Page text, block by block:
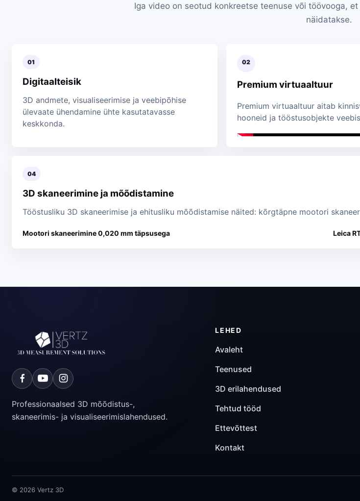
Iga video on seotud konkreetse teenuse või töövooga,
näidatakse.
01
Digitaalteisik
3D andmete, visualiseerimise ja veebipõhise
ülevaate ühendamine ühte kasutatavasse
keskkonda.
02
Premium virtuaaltuur
Premium virtuaaltuur aitab
hooneid ja tööstusobjekte
04
3D skaneerimine ja mõõdistamine
Tööstusliku 3D skaneerimise ja ehitusliku mõõdistamise näited: kõrgtäpne mootori
Mootori skaneerimine 0,020 mm täpsusega Leica
Professionaalsed 3D mõõdistus-,
skaneerimis- ja visualiseerimislahendused.
LEHED
Avaleht
Teenused
3D erilahendused
Tehtud tööd
Ettevõttest
Kontakt
© 2026 Vertz 3D